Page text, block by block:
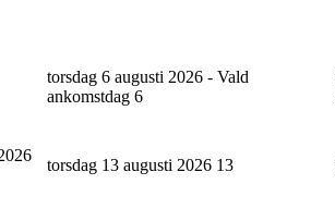
torsdag 6 augusti 2026 - Vald
ankomstdag 6
torsdag 13 augusti 2026 13